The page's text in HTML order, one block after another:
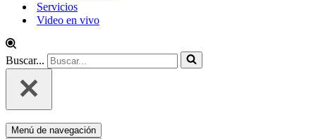
Servicios
Video en vivo
Buscar...
Menú de navegación